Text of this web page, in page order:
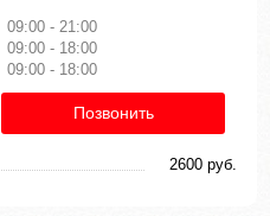
09:00 - 21:00
09:00 - 18:00
09:00 - 18:00
Позвонить
2600 руб.